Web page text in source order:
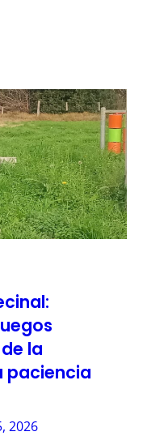
la
paciencia
2026